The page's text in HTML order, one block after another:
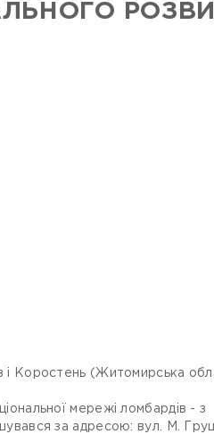
і Коростень (Житомирська
мережі ломбардів - з
за адресою: вул. М.